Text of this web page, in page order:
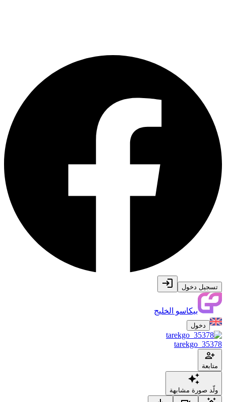
تسجيل دخول
بيكاسو الخليج
دخول
tarekgo_35378
متابعة
ولّد صورة مشابهة